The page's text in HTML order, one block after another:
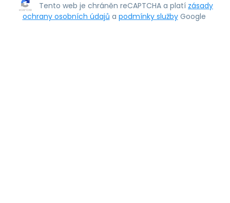
Tento web je chráněn reCAPTCHA a platí zásady
ochrany osobních údajů a podmínky služby Google